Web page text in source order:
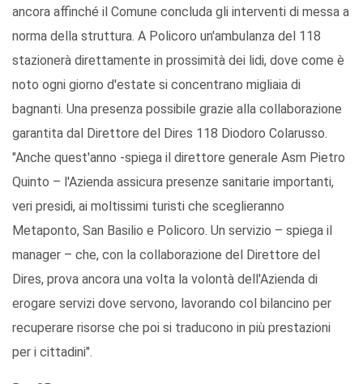
ancora affinché il Comune concluda gli interventi di messa a
norma della struttura. A Policoro un'ambulanza del 118
stazionerà direttamente in prossimità dei lidi, dove come è
noto ogni giorno d'estate si concentrano migliaia di
bagnanti. Una presenza possibile grazie alla collaborazione
garantita dal Direttore del Dires 118 Diodoro Colarusso.
"Anche quest'anno -spiega il direttore generale Asm Pietro
Quinto – l'Azienda assicura presenze sanitarie importanti,
veri presidi, ai moltissimi turisti che sceglieranno
Metaponto, San Basilio e Policoro. Un servizio – spiega il
manager – che, con la collaborazione del Direttore del
Dires, prova ancora una volta la volontà dell'Azienda di
erogare servizi dove servono, lavorando col bilancino per
recuperare risorse che poi si traducono in più prestazioni
per i cittadini".